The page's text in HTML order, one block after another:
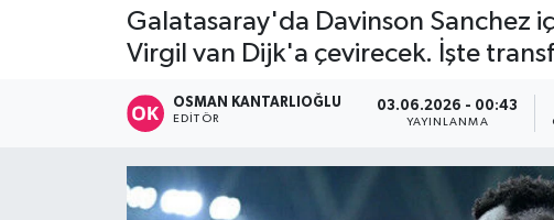
Galatasaray'da Davinson Sanchez
Virgil van Dijk'a çevirecek. İşte
OSMAN KANTARLIOĞLU
EDITÖR
03.06.2026 - 00:43
YAYINLANMA
Dursunbey
EĞİTİM